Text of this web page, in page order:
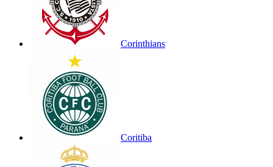
Corinthians
Coritiba